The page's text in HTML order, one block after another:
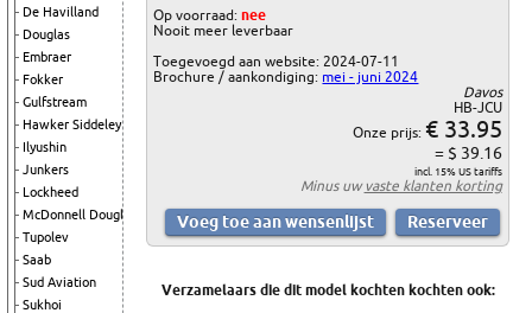
De Havilland
Douglas
Embraer
Fokker
Gulfstream
Hawker Siddeley
Ilyushin
Junkers
Lockheed
McDonnell Douglas
Tupolev
Saab
Sud Aviation
Sukhoi
Op voorraad:nee
Nooit meer leverbaar
Toegevoegd aan website: 2024-07-11
Brochure / aankondiging: mei - juni 2024
Davos
HB-JCU
Onze prijs: € 33.95
= $ 39.16
incl. 15% US tariffs
Minus uwvaste klanten korting
Verzamelaars die dit model kochten kochten ook: